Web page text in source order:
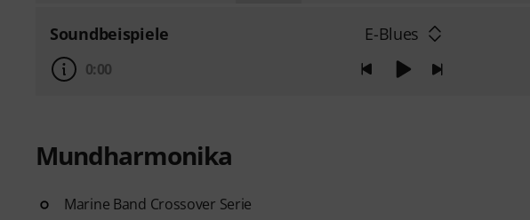
Soundbeispiele E-Blues
0:00
Mundharmonika
Marine Band Crossover Serie